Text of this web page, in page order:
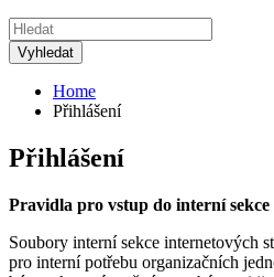
Home
Přihlášení
Přihlášení
Pravidla pro vstup do interní
Soubory interní sekce internetových
pro interní potřebu organizačních